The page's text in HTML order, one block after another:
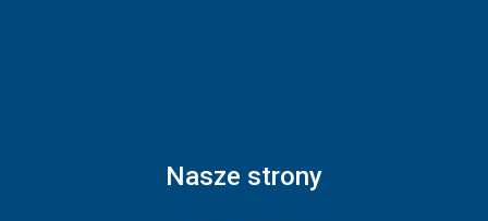
Nasze strony